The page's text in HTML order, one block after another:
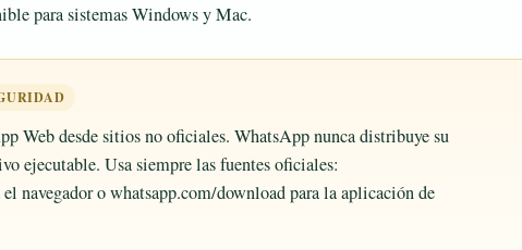
para sistemas Windows y Mac.
Web desde sitios no oficiales. WhatsApp nunca distribuye su
ejecutable. Usa siempre las fuentes oficiales:
navegador o whatsapp.com/download para la aplicación de